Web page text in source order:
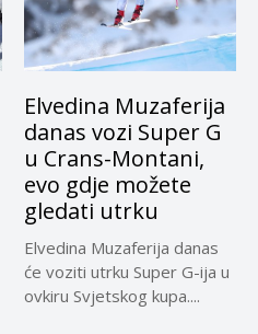
Elvedina Muzaferija
danas vozi Super G
u Crans-Montani,
evo gdje možete
gledati utrku
Elvedina Muzaferija danas
će voziti utrku Super G-ija u
ovkiru Svjetskog kupa....